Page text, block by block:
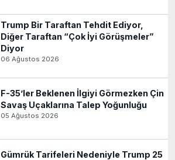
Trump Bir Taraftan Tehdit Ediyor,
Diğer Taraftan “Çok İyi Görüşmeler”
Diyor
06 Ağustos 2026
F-35’ler Beklenen İlgiyi Görmezken Çin
Savaş Uçaklarına Talep Yoğunluğu
05 Ağustos 2026
Gümrük Tarifeleri Nedeniyle Trump 25